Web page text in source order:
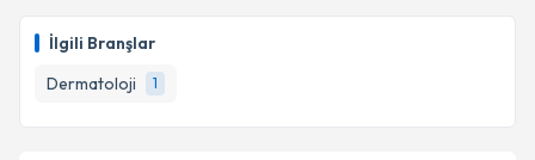
İlgili Branşlar
Dermatoloji
1